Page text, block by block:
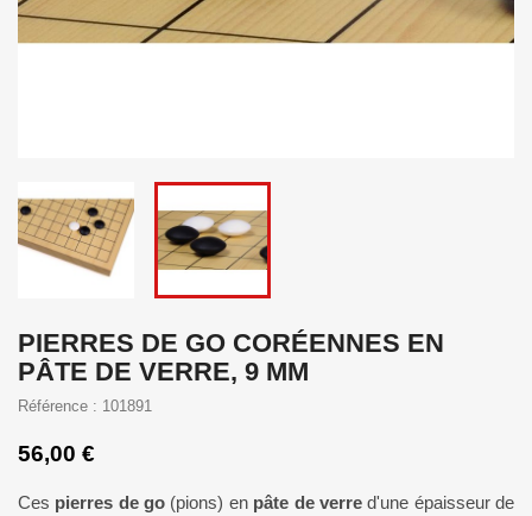
PIERRES DE GO CORÉENNES EN
PÂTE DE VERRE, 9 MM
Référence : 101891
56,00 €
Ces pierres de go (pions) en pâte de verred'une épaisseur de